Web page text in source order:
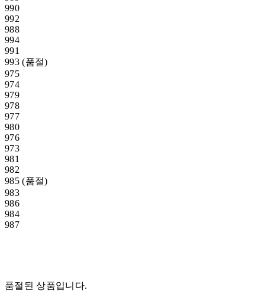
990
992
988
994
991
993 (품절)
975
974
979
978
977
980
976
973
981
982
985 (품절)
983
986
984
987
품절된 상품입니다.